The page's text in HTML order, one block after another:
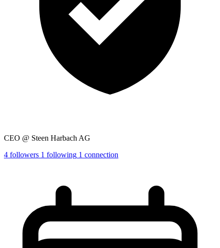
CEO @ Steen Harbach AG
4 followers 1 following 1 connection